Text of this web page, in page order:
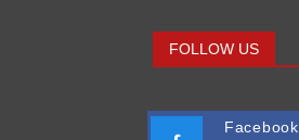
FOLLOW US
Facebook